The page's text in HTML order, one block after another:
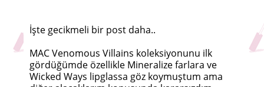
İşte gecikmeli bir post daha..
MAC Venomous Villains koleksiyonunu ilk
gördüğümde özellikle Mineralize farlara ve
Wicked Ways lipglassa göz koymuştum ama